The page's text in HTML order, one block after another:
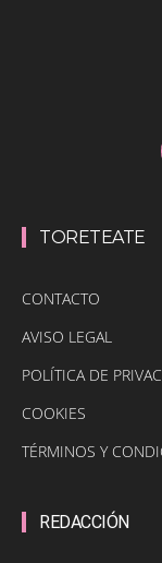
TORETEATE
CONTACTO
AVISO LEGAL
POLÍTICA DE
COOKIES
TÉRMINOS Y
REDACCIÓN